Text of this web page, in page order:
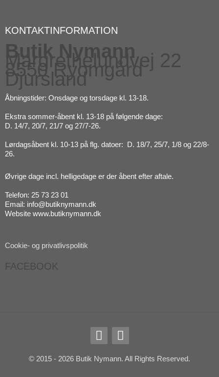
KONTAKTINFORMATION
Butik Nymann
Margrethelundvej 22
8550 Ryomgård
Djursland
Åbningstider: Onsdage og torsdage kl. 13-18.
Ekstra sommer-åbent kl. 13-18 på følgende dage:
D. 14/7, 20/7, 21/7 og 27/7-26.
Lørdagsåbent kl. 10-13 på flg. datoer: D. 18/7, 25/7, 1/8 og 22/8-
26.
Øvrige dage incl. helligedage er der åbent efter aftale.
Telefon: 25 73 23 01
Email: info@butiknymann.dk
Website www.butiknymann.dk
Cookie- og privatlivspolitik
FACEBOOK
F
a
c
I
n
s
© 2015 - 2026 Butik Nymann. All Rights Reserved.